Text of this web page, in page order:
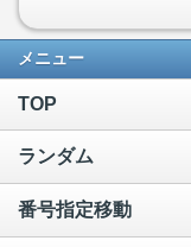
メニュー
TOP
ランダム
番号指定移動